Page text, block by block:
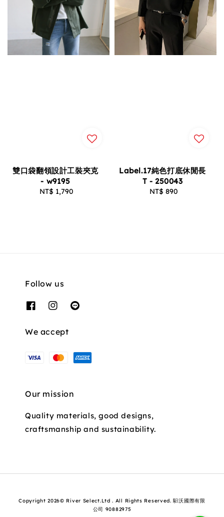
雙口袋翻領設計工裝夾克
- w9195
Regular
NT$ 1,790
Label.17純色打底休閒長
T - 250043
Regular
NT$ 890
Follow us
We accept
Our mission
Quality materials, good designs,
craftsmanship and sustainability.
Copyright 2026© River Select.Ltd . All Rights Reserved. 馹沃國際有限
公司 90882975